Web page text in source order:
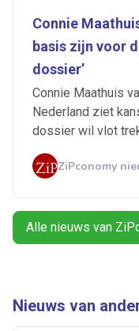
Connie
basis zijn voor
dossier’
Connie Maathuis
Nederland ziet
dossier wil vlot
ZiPconomy
Alle nieuws van
Nieuws van
Alerts ontvangen
Alles Ingezonden
Normering Arbeid